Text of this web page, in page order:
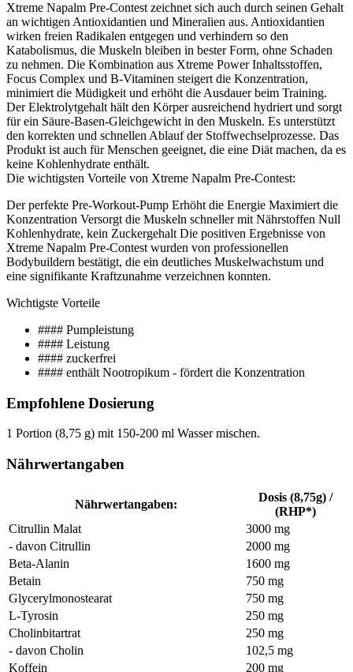
Xtreme Napalm Pre-Contest zeichnet sich auch durch seinen Gehalt
an wichtigen Antioxidantien und Mineralien aus. Antioxidantien
wirken freien Radikalen entgegen und verhindern so den
Katabolismus, die Muskeln bleiben in bester Form, ohne Schaden
zu nehmen. Die Kombination aus Xtreme Power Inhaltsstoffen,
Focus Complex und B-Vitaminen steigert die Konzentration,
minimiert die Müdigkeit und erhöht die Ausdauer beim Training.
Der Elektrolytgehalt hält den Körper ausreichend hydriert und sorgt
für ein Säure-Basen-Gleichgewicht in den Muskeln. Es unterstützt
den korrekten und schnellen Ablauf der Stoffwechselprozesse. Das
Produkt ist auch für Menschen geeignet, die eine Diät machen, da es
keine Kohlenhydrate enthält.
Die wichtigsten Vorteile von Xtreme Napalm Pre-Contest:
Der perfekte Pre-Workout-Pump Erhöht die Energie Maximiert die
Konzentration Versorgt die Muskeln schneller mit Nährstoffen Null
Kohlenhydrate, kein Zuckergehalt Die positiven Ergebnisse von
Xtreme Napalm Pre-Contest wurden von professionellen
Bodybuildern bestätigt, die ein deutliches Muskelwachstum und
eine signifikante Kraftzunahme verzeichnen konnten.
Wichtigste Vorteile
#### Pumpleistung
#### Leistung
#### zuckerfrei
#### enthält Nootropikum - fördert die Konzentration
Empfohlene Dosierung
1 Portion (8,75 g) mit 150-200 ml Wasser mischen.
Nährwertangaben
Nährwertangaben:
Dosis (8,75g) /
(RHP*)
Citrullin Malat
3000 mg
- davon Citrullin
2000 mg
Beta-Alanin
1600 mg
Betain
750 mg
Glycerylmonostearat
750 mg
L-Tyrosin
250 mg
Cholinbitartrat
250 mg
- davon Cholin
102,5 mg
Koffein
200 mg